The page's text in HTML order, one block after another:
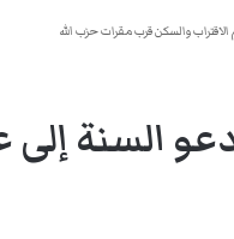
والسكن قرب مقرات حزب الله
السنة